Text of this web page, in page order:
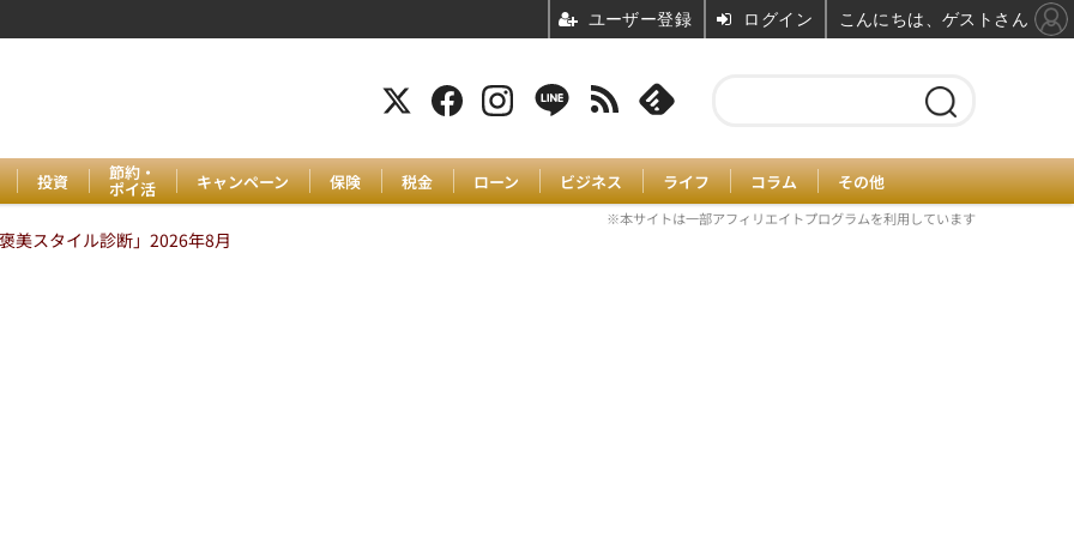
投資 節約・
ポイ活 キャンペーン 保険 税金 ローン ビジネス ライフ コラム その他
※本サイトは一部アフィリエイトプログラムを利用しています
美スタイル診断」2026年8月
ユーザー登録 ログイン こんにちは、ゲストさん